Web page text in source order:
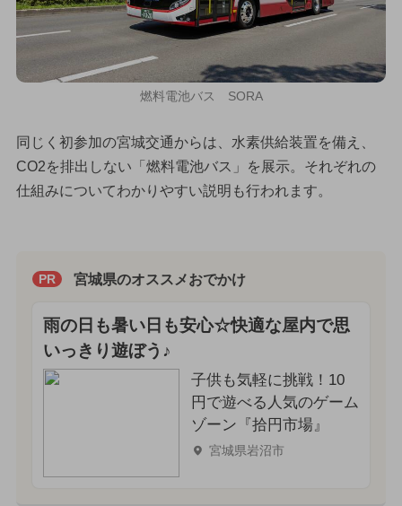
燃料電池バス SORA
同じく初参加の宮城交通からは、水素供給装置を備え、
CO2を排出しない「燃料電池バス」を展示。それぞれの
仕組みについてわかりやすい説明も行われます。
PR 宮城県のオススメおでかけ
雨の日も暑い日も安心☆快適な屋内で思
いっきり遊ぼう♪
子供も気軽に挑戦！10
円で遊べる人気のゲーム
ゾーン『拾円市場』
宮城県岩沼市